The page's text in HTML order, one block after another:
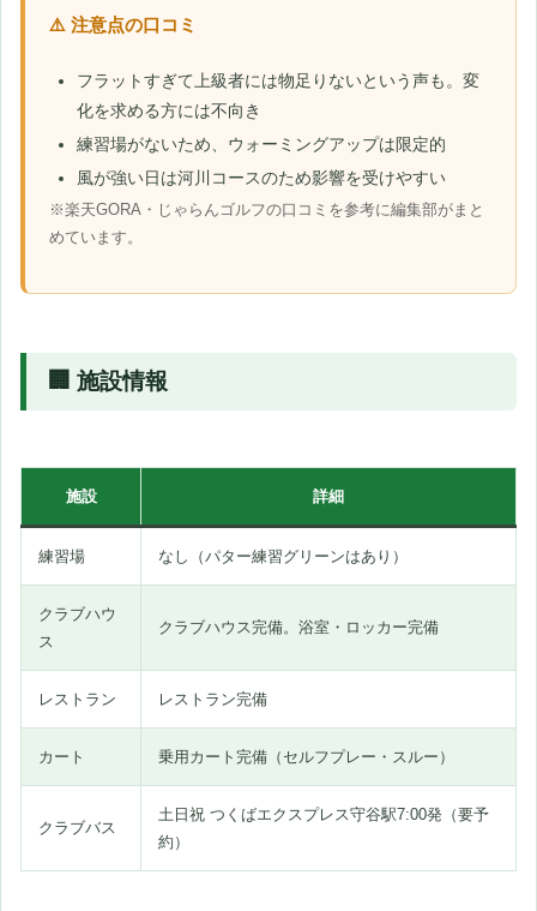
⚠️ 注意点の口コミ
フラットすぎて上級者には物足りないという声も。変
化を求める方には不向き
練習場がないため、ウォーミングアップは限定的
風が強い日は河川コースのため影響を受けやすい
※楽天GORA・じゃらんゴルフの口コミを参考に編集部がまと
めています。
🏢 施設情報
施設 詳細
練習場 なし（パター練習グリーンはあり）
クラブハウ
ス
クラブハウス完備。浴室・ロッカー完備
レストラン レストラン完備
カート 乗用カート完備（セルフプレー・スルー）
クラブバス
土日祝 つくばエクスプレス守谷駅7:00発（要予
約）